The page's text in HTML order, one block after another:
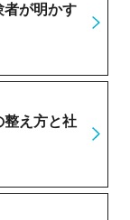
者が明かす
整え方と社